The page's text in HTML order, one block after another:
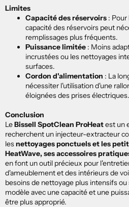
Limites
Capacité des réservoirs : Pour
capacité des réservoirs peut
remplissages plus fréquents.
Puissance limitée : Moins
incrustées ou les nettoyages
surfaces.
Cordon d'alimentation : La
nécessiter l'utilisation d'une
éloignées des prises électriques.
Conclusion
LeBissell SpotClean ProHeatest un
recherchent un injecteur-extracteur
lesnettoyages ponctuels et les
HeatWave, ses accessoires
en font un outil précieux pour
d'ameublement et des intérieurs de
besoins de nettoyage plus intensifs
modèle avec une capacité et une
être plus approprié.